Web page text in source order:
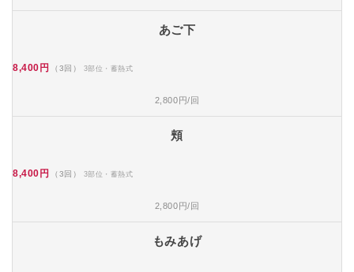
あご下
8,400円 （3回） 3部位・蓄熱式
2,800円/回
頬
8,400円 （3回） 3部位・蓄熱式
2,800円/回
もみあげ